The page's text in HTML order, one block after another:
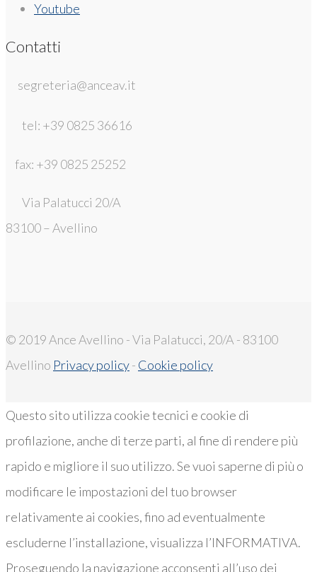
Youtube
Contatti
segreteria@anceav.it
tel: +39 0825 36616
fax: +39 0825 25252
Via Palatucci 20/A
83100 – Avellino
© 2019 Ance Avellino - Via Palatucci, 20/A - 83100
Avellino Privacy policy- Cookie policy
Questo sito utilizza cookie tecnici e cookie di
profilazione, anche di terze parti, al fine di rendere più
rapido e migliore il suo utilizzo. Se vuoi saperne di più o
modificare le impostazioni del tuo browser
relativamente ai cookies, fino ad eventualmente
escluderne l’installazione, visualizza l’INFORMATIVA.
Proseguendo la navigazione acconsenti all’uso dei